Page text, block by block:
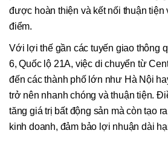
được hoàn thiện và kết nối thuận tiện
điểm.
Với lợi thế gần các tuyến giao thông
6, Quốc lộ 21A, việc di chuyển từ
đến các thành phố lớn như Hà Nội
trở nên nhanh chóng và thuận tiện.
tăng giá trị bất động sản mà còn tạo
kinh doanh, đảm bảo lợi nhuận dài